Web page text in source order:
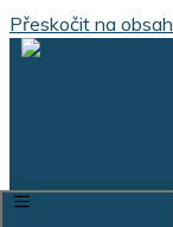
Přeskočit na obsah